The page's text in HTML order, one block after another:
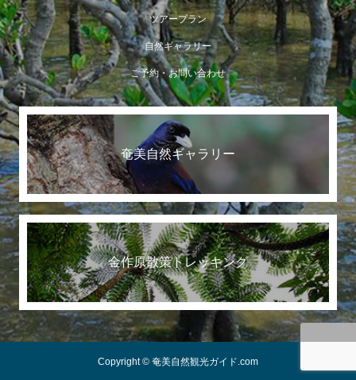
ツアープラン
自然ギャラリー
ご予約・お問い合わせ
奄美自然ギャラリー
金作原散策トレッキング
Copyright © 奄美自然観光ガイド.com